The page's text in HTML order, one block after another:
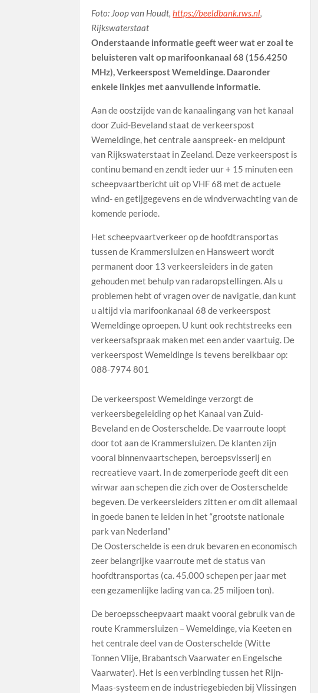
Foto: Joop van Houdt, https://beeldbank.rws.nl
Rijkswaterstaat
Onderstaande informatie geeft weer wat er zoal te
beluisteren valt op marifoonkanaal 68 (156.4250
MHz), Verkeerspost Wemeldinge. Daaronder
enkele linkjes met aanvullende informatie.
Aan de oostzijde van de kanaalingang van het kanaal
door Zuid-Beveland staat de verkeerspost
Wemeldinge, het centrale aanspreek- en meldpunt
van Rijkswaterstaat in Zeeland. Deze verkeerspost is
continu bemand en zendt ieder uur + 15 minuten een
scheepvaartbericht uit op VHF 68 met de actuele
wind- en getijgegevens en de windverwachting van de
komende periode.
Het scheepvaartverkeer op de hoofdtransportas
tussen de Krammersluizen en Hansweert wordt
permanent door 13 verkeersleiders in de gaten
gehouden met behulp van radaropstellingen. Als u
problemen hebt of vragen over de navigatie, dan kunt
u altijd via marifoonkanaal 68 de verkeerspost
Wemeldinge oproepen. U kunt ook rechtstreeks een
verkeersafspraak maken met een ander vaartuig. De
verkeerspost Wemeldinge is tevens bereikbaar op:
088-7974 801
De verkeerspost Wemeldinge verzorgt de
verkeersbegeleiding op het Kanaal van Zuid-
Beveland en de Oosterschelde. De vaarroute loopt
door tot aan de Krammersluizen. De klanten zijn
vooral binnenvaartschepen, beroepsvisserij en
recreatieve vaart. In de zomerperiode geeft dit een
wirwar aan schepen die zich over de Oosterschelde
begeven. De verkeersleiders zitten er om dit allemaal
in goede banen te leiden in het “grootste nationale
park van Nederland”
De Oosterschelde is een druk bevaren en economisch
zeer belangrijke vaarroute met de status van
hoofdtransportas (ca. 45.000 schepen per jaar met
een gezamenlijke lading van ca. 25 miljoen ton).
De beroepsscheepvaart maakt vooral gebruik van de
route Krammersluizen – Wemeldinge, via Keeten en
het centrale deel van de Oosterschelde (Witte
Tonnen Vlije, Brabantsch Vaarwater en Engelsche
Vaarwater). Het is een verbinding tussen het Rijn-
Maas-systeem en de industriegebieden bij Vlissingen